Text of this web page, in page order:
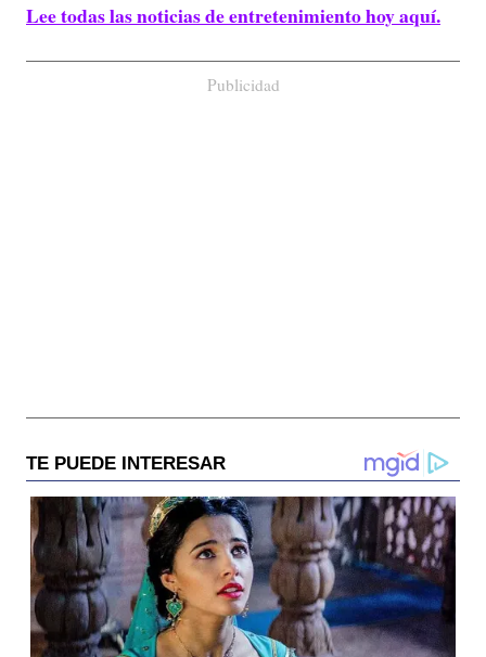
Lee todas las noticias de entretenimiento hoy aquí.
Publicidad